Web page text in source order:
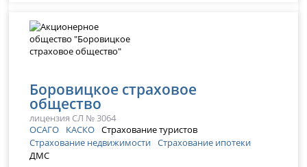
Боровицкое страховое
общество
лицензия СЛ № 3064
ОСАГО
КАСКО Страхование туристов
Страхование недвижимости Страхование ипотеки
ДМС